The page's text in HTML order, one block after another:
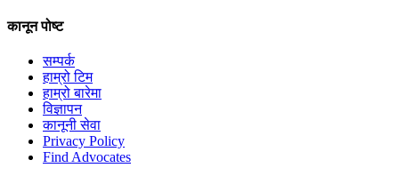
कानून पोष्ट
सम्पर्क
हाम्रो टिम
हाम्रो बारेमा
विज्ञापन
कानूनी सेवा
Privacy Policy
Find Advocates